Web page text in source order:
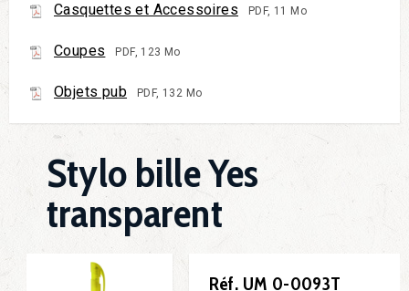
Stylo bille Yes
transparent
Réf. UM 0-0093T
Casquettes et Accessoires PDF, 11 Mo
Coupes PDF, 123 Mo
Objets pub PDF, 132 Mo